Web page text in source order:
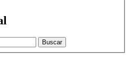
Buscar